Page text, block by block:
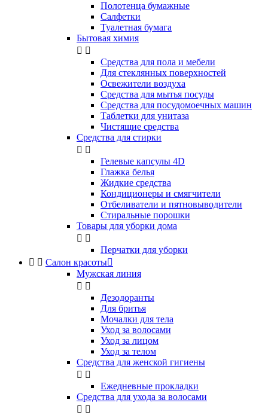
Полотенца бумажные
Салфетки
Туалетная бумага
Бытовая химия
 
Cредства для пола и мебели
Для стеклянных поверхностей
Освежители воздуха
Средства для мытья посуды
Средства для посудомоечных машин
Таблетки для унитаза
Чистящие средства
Средства для стирки
 
Гелевые капсулы 4D
Глажка белья
Жидкие средства
Кондиционеры и смягчители
Отбеливатели и пятновыводители
Стиральные порошки
Товары для уборки дома
 
Перчатки для уборки
  Салон красоты
Мужская линия
 
Дезодоранты
Для бритья
Мочалки для тела
Уход за волосами
Уход за лицом
Уход за телом
Средства для женской гигиены
 
Ежедневные прокладки
Средства для ухода за волосами
 